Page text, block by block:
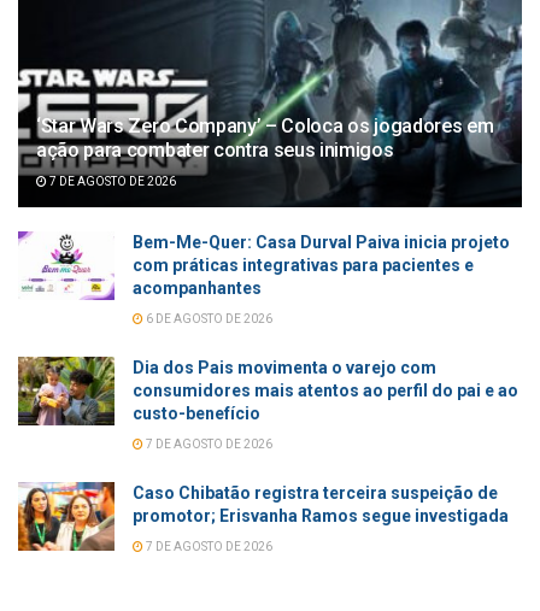
‘Star Wars Zero Company’ – Coloca os jogadores em
ação para combater contra seus inimigos
7 DE AGOSTO DE 2026
Bem-Me-Quer: Casa Durval Paiva inicia projeto
com práticas integrativas para pacientes e
acompanhantes
6 DE AGOSTO DE 2026
Dia dos Pais movimenta o varejo com
consumidores mais atentos ao perfil do pai e ao
custo-benefício
7 DE AGOSTO DE 2026
Caso Chibatão registra terceira suspeição de
promotor; Erisvanha Ramos segue investigada
7 DE AGOSTO DE 2026